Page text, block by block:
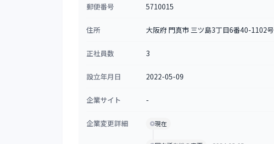
郵便番号 5710015
住所 大阪府 門真市 三ツ島3丁目6番40-1102号
正社員数 3
設立年月日 2022-05-09
企業サイト -
企業変更詳細 現在